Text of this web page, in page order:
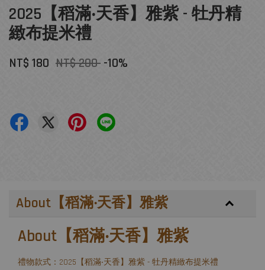
2025【稻滿‧天香】雅紫 - 牡丹精
緻布提米禮
NT$ 180 NT$ 200 -10%
About【稻滿‧天香】雅紫
About【稻滿‧天香】雅紫
禮物款式：2025【稻滿‧天香】雅紫 - 牡丹精緻布提米禮